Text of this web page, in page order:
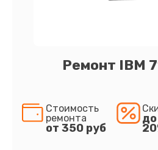
Ремонт IBM
Стоимость
ремонта
от 350 руб
до